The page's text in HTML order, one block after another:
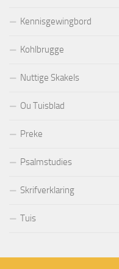
Kennisgewingbord
Kohlbrugge
Nuttige Skakels
Ou Tuisblad
Preke
Psalmstudies
Skrifverklaring
Tuis